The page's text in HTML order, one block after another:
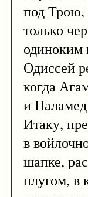
под Трою,
только
Одиссей
когда
и
Итаку,
в
шапке,
плугом, в